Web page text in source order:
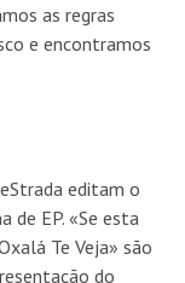
as regras
e encontramos
editam o
de EP. «Se esta
Te Veja» são
do